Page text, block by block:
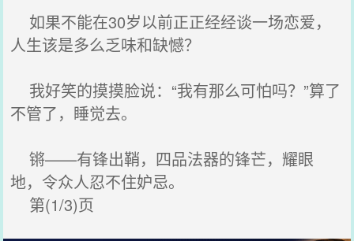
如果不能在30岁以前正正经经谈一场恋爱，
人生该是多么乏味和缺憾？
我好笑的摸摸脸说：“我有那么可怕吗？”算了
不管了，睡觉去。
锵——有锋出鞘，四品法器的锋芒，耀眼
地，令众人忍不住妒忌。
第(1/3)页